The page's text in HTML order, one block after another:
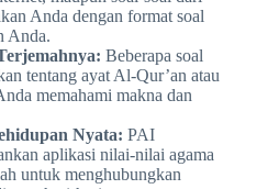
Anda dengan format soal
Anda.
Beberapa soal
tentang ayat Al-Qur’an atau
memahami makna dan
Nyata: PAI
aplikasi nilai-nilai agama
untuk menghubungkan